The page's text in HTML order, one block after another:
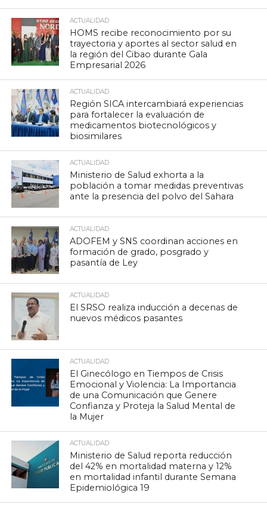
ACTUALIDAD
HOMS recibe reconocimiento por su
trayectoria y aportes al sector salud en
la región del Cibao durante Gala
Empresarial 2026
ACTUALIDAD
Región SICA intercambiará experiencias
para fortalecer la evaluación de
medicamentos biotecnológicos y
biosimilares
ACTUALIDAD
Ministerio de Salud exhorta a la
población a tomar medidas preventivas
ante la presencia del polvo del Sahara
ACTUALIDAD
ADOFEM y SNS coordinan acciones en
formación de grado, posgrado y
pasantía de Ley
ACTUALIDAD
El SRSO realiza inducción a decenas de
nuevos médicos pasantes
ACTUALIDAD
El Ginecólogo en Tiempos de Crisis
Emocional y Violencia: La Importancia
de una Comunicación que Genere
Confianza y Proteja la Salud Mental de
la Mujer
ACTUALIDAD
Ministerio de Salud reporta reducción
del 42% en mortalidad materna y 12%
en mortalidad infantil durante Semana
Epidemiológica 19